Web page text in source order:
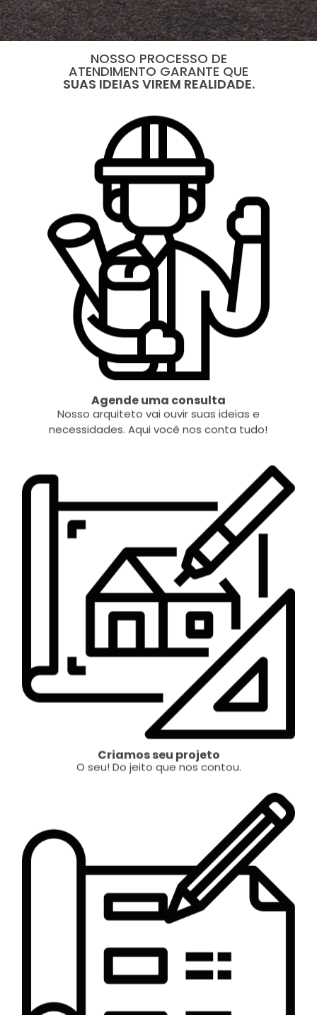
NOSSO PROCESSO DE
ATENDIMENTO GARANTE QUE
SUAS IDEIAS VIREM REALIDADE.
Agende uma consulta
Nosso arquiteto vai ouvir suas ideias e
necessidades. Aqui você nos conta tudo!
Criamos seu projeto
O seu! Do jeito que nos contou.